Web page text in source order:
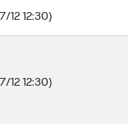
12 12:30)
12 12:30)